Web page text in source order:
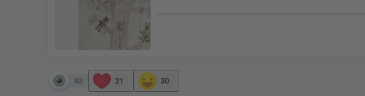
83 21 30